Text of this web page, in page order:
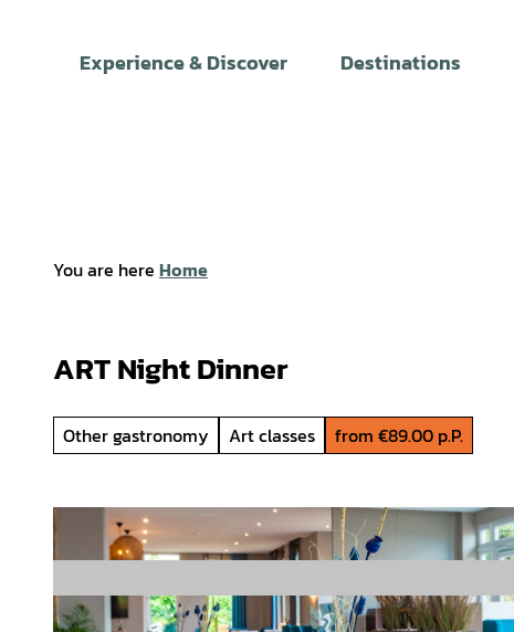
Experience & Discover Destinations
You are here Home
ART Night Dinner
Other gastronomy Art classes from €89.00 p.P.